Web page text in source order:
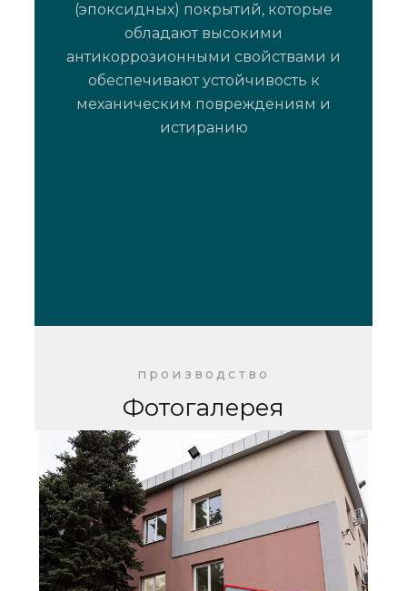
(эпоксидных) покрытий, которые
обладают высокими
антикоррозионными свойствами и
обеспечивают устойчивость к
механическим повреждениям и
истиранию
производство
Фотогалерея